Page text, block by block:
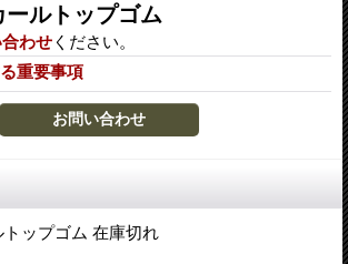
ルトップゴム
わせ ください。
重要事項
ップゴム 在庫切れ